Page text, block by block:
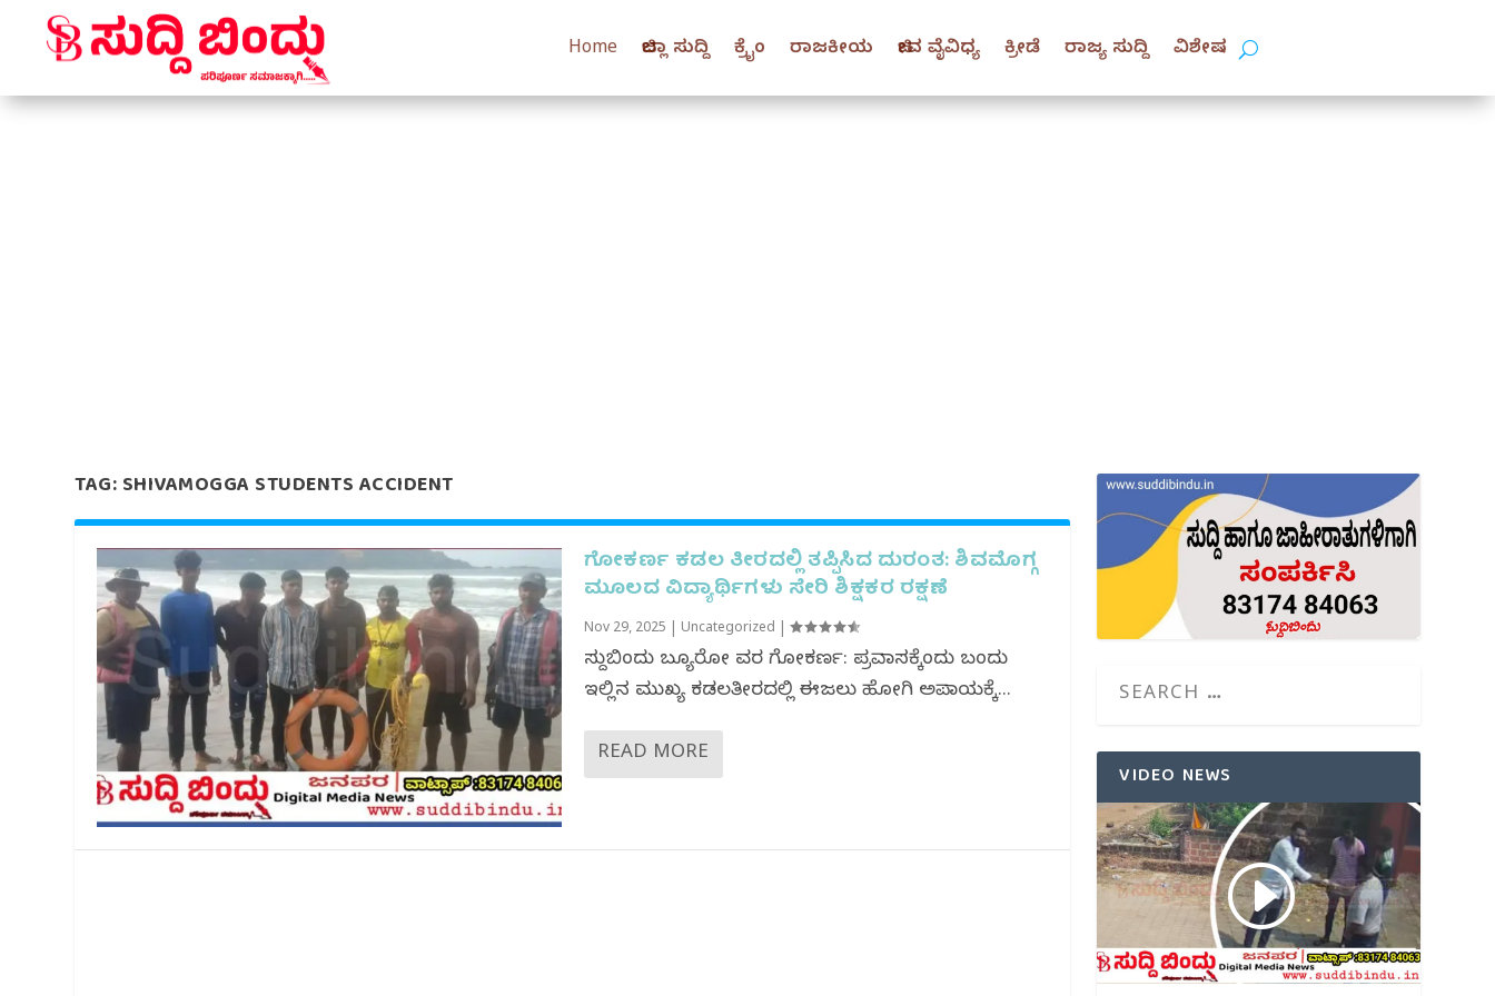
Home ಜಿಲ್ಲಾ ಸುದ್ದಿ ಕ್ರೈಂ ರಾಜಕೀಯ ಜೀವ ವೈವಿಧ್ಯ ಕ್ರೀಡೆ ರಾಜ್ಯ ಸುದ್ದಿ ವಿಶೇಷ
TAG:SHIVAMOGGA STUDENTS ACCIDENT
ಗೋಕರ್ಣ ಕಡಲ ತೀರದಲ್ಲಿ ತಪ್ಪಿಸಿದ ದುರಂತ: ಶಿವಮೊಗ್ಗ
ಮೂಲದ ವಿದ್ಯಾರ್ಥಿಗಳು ಸೇರಿ ಶಿಕ್ಷಕರ‌ ರಕ್ಷಣೆ
Nov 29, 2025 Uncategorized
ಸುದ್ದಿಬಿಂದು ಬ್ಯೂರೋ ವರದಿ ಗೋಕರ್ಣ: ಪ್ರವಾಸಕ್ಕೆಂದು ಬಂದು
ಇಲ್ಲಿನ ಮುಖ್ಯ ಕಡಲತೀರದಲ್ಲಿ ಈಜಲು ಹೋಗಿ ಅಪಾಯಕ್ಕೆ...
READ MORE
VIDEO NEWS